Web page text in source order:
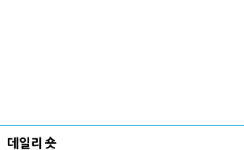
데일리 숏